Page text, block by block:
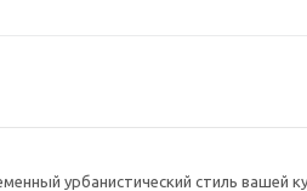
урбанистический стиль вашей